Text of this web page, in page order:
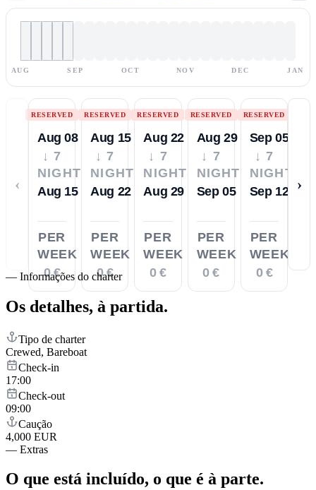
AUG SEP OCT NOV DEC JAN
‹
RESERVED
Aug 08
↓ 7
NIGHTS
Aug 15
PER
WEEK
0 €
RESERVED
Aug 15
↓ 7
NIGHTS
Aug 22
PER
WEEK
0 €
RESERVED
Aug 22
↓ 7
NIGHTS
Aug 29
PER
WEEK
0 €
RESERVED
Aug 29
↓ 7
NIGHTS
Sep 05
PER
WEEK
0 €
RESERVED
Sep 05
↓ 7
NIGHTS
Sep 12
PER
WEEK
0 €
›
— Informações do charter
Os detalhes, à partida.
Tipo de charter
Crewed, Bareboat
Check-in
17:00
Check-out
09:00
Caução
4,000 EUR
— Extras
O que está incluído, o que é à parte.